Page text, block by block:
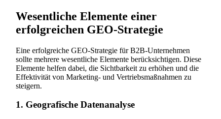
Wesentliche Elemente einer
erfolgreichen GEO-Strategie
Eine erfolgreiche GEO-Strategie für B2B-Unternehmen
sollte mehrere wesentliche Elemente berücksichtigen. Diese
Elemente helfen dabei, die Sichtbarkeit zu erhöhen und die
Effektivität von Marketing- und Vertriebsmaßnahmen zu
steigern.
1. Geografische Datenanalyse